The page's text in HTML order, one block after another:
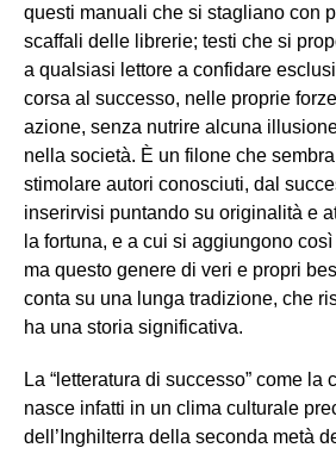
questi manuali che si stagliano con
scaffali delle librerie; testi che si
a qualsiasi lettore a confidare
corsa al successo, nelle proprie
azione, senza nutrire alcuna
nella società. È un filone che
stimolare autori conosciuti, dal
inserirvisi puntando su originalità e
la fortuna, e a cui si aggiungono
ma questo genere di veri e propri
conta su una lunga tradizione, che
ha una storia significativa.
La “letteratura di successo” come la
nasce infatti in un clima culturale
dell’Inghilterra della seconda metà